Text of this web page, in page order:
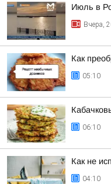
Июль в
Вчера,
Как
05:10
06:10
Как не
04:10